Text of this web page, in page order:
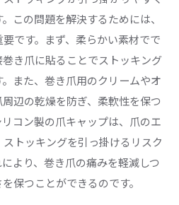
この問題を解決するためには、
です。まず、柔らかい素材でで
き爪に貼ることでストッキング
また、巻き爪用のクリームやオ
辺の乾燥を防ぎ、柔軟性を保つ
コン製の爪キャップは、爪のエ
トッキングを引っ掛けるリスク
より、巻き爪の痛みを軽減しつ
保つことができるのです。